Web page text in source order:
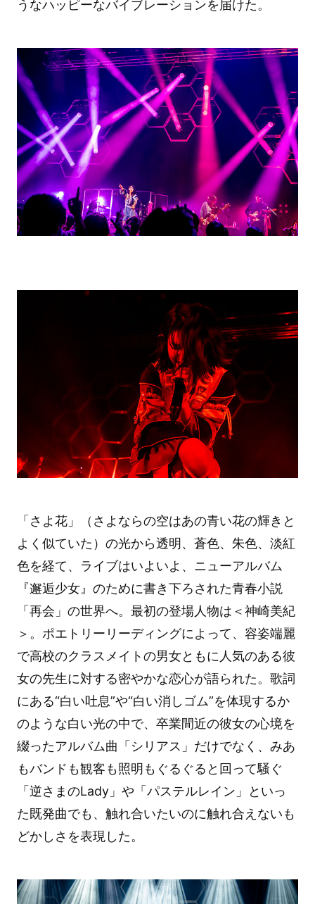
うなハッピーなバイブレーションを届けた。
「さよ花」（さよならの空はあの青い花の輝きと
よく似ていた）の光から透明、蒼色、朱色、淡紅
色を経て、ライブはいよいよ、ニューアルバム
『邂逅少女』のために書き下ろされた青春小説
「再会」の世界へ。最初の登場人物は＜神崎美紀
＞。ポエトリーリーディングによって、容姿端麗
で高校のクラスメイトの男女ともに人気のある彼
女の先生に対する密やかな恋心が語られた。歌詞
にある“白い吐息”や“白い消しゴム”を体現するか
のような白い光の中で、卒業間近の彼女の心境を
綴ったアルバム曲「シリアス」だけでなく、みあ
もバンドも観客も照明もぐるぐると回って騒ぐ
「逆さまのLady」や「パステルレイン」といっ
た既発曲でも、触れ合いたいのに触れ合えないも
どかしさを表現した。